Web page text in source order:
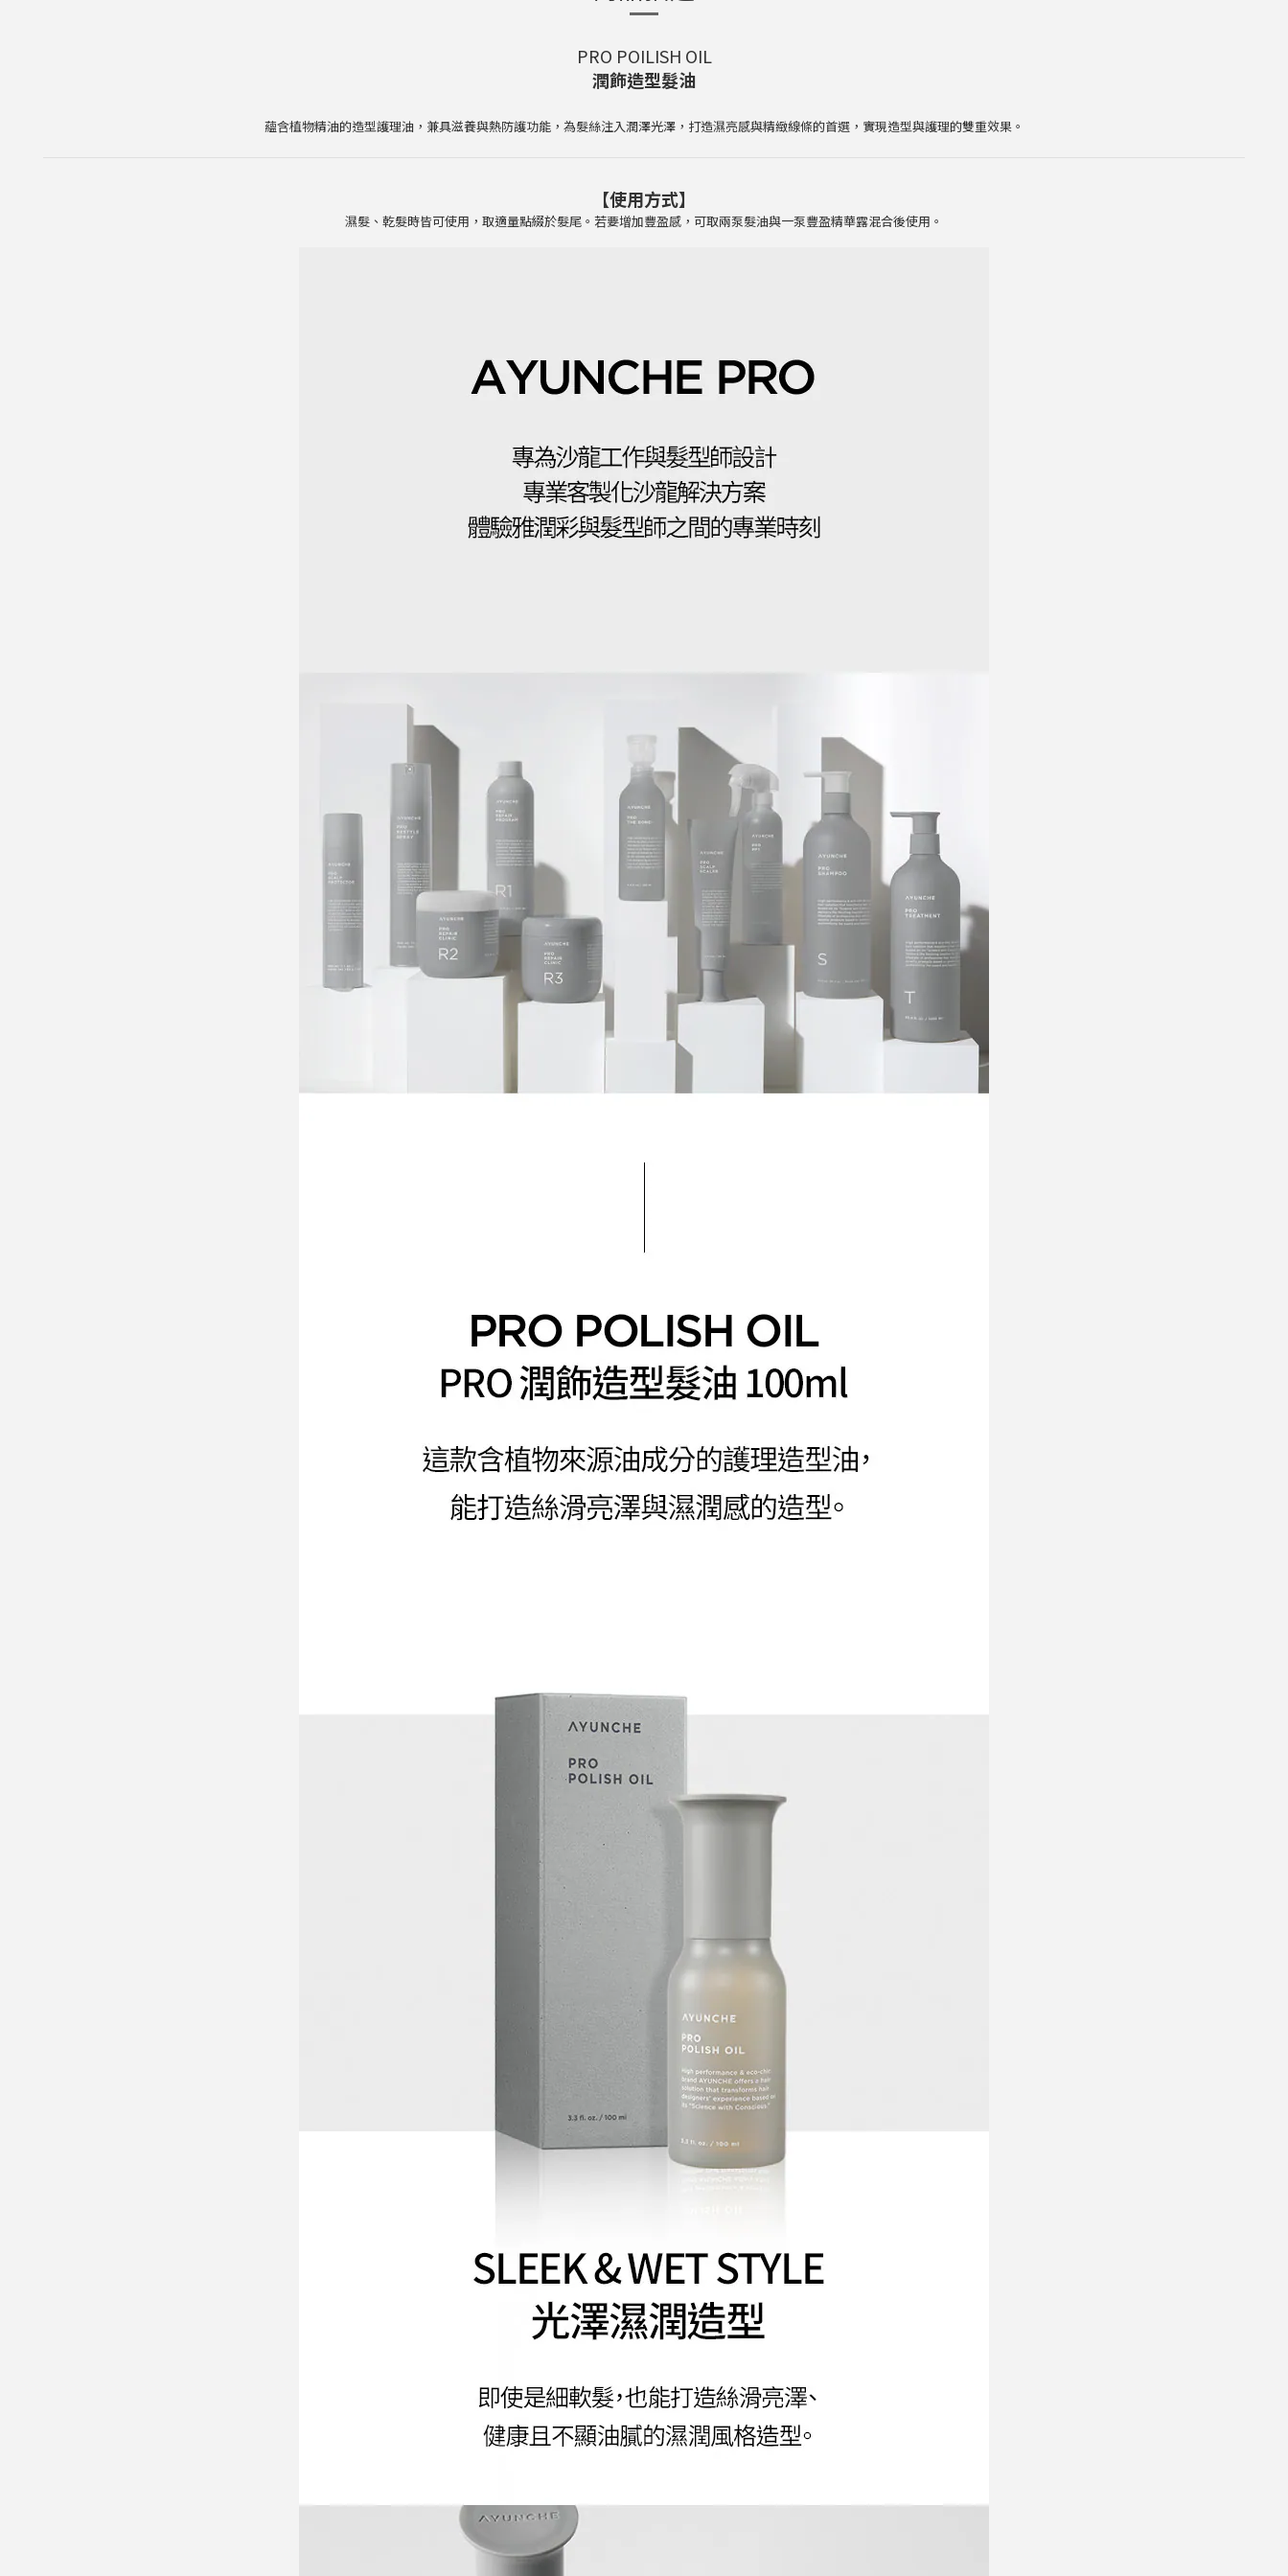
PRO POILISH OIL
潤飾造型髮油
蘊含植物精油的造型護理油，兼具滋養與熱防護功能，為髮絲注入潤澤光澤，打造濕亮感與精緻線條的首選，實現造型與護理的雙重效果。
【使用方式】
濕髮、乾髮時皆可使用，取適量點綴於髮尾。若要增加豐盈感，可取兩泵髮油與一泵豐盈精華露混合後使用。